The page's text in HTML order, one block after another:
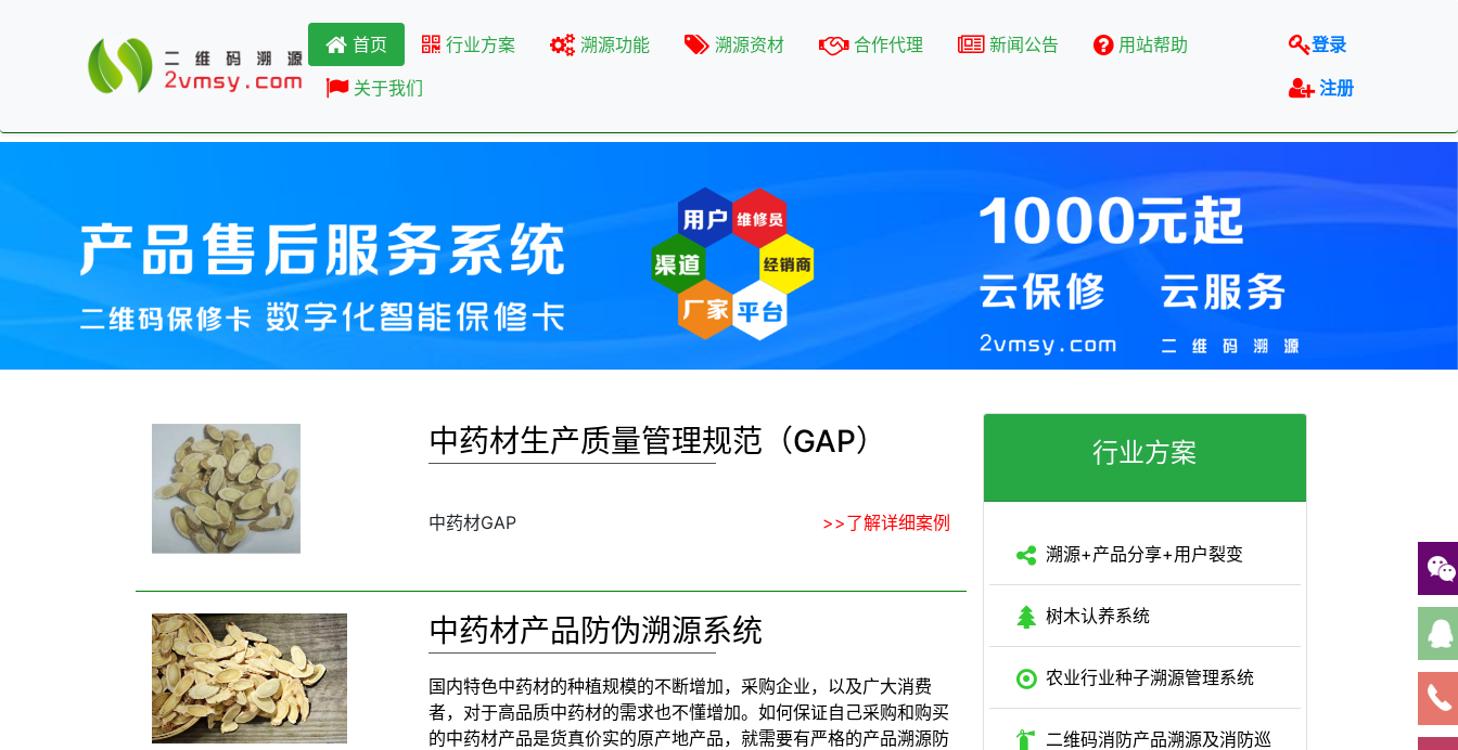
首页 行业方案 溯源功能 溯源资材 合作代理 新闻公告
用站帮助
关于我们
登录
注册
中药材生产质量管理规范（GAP）
中药材GAP >>了解详细案例
中药材产品防伪溯源系统
国内特色中药材的种植规模的不断增加，采购企业，以及广大消费
者，对于高品质中药材的需求也不懂增加。如何保证自己采购和购买
的中药材产品是货真价实的原产地产品，就需要有严格的产品溯源防
行业方案
溯源+产品分享+用户裂变
树木认养系统
农业行业种子溯源管理系统
二维码消防产品溯源及消防巡